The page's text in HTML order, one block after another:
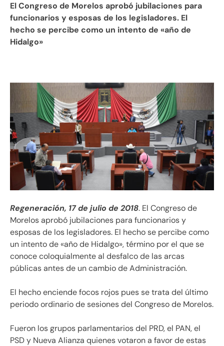
El Congreso de Morelos aprobó jubilaciones para
funcionarios y esposas de los legisladores. El
hecho se percibe como un intento de «año de
Hidalgo»
Regeneración, 17 de julio de 2018. El Congreso de
Morelos aprobó jubilaciones para funcionarios y
esposas de los legisladores. El hecho se percibe como
un intento de «año de Hidalgo», término por el que se
conoce coloquialmente al desfalco de las arcas
públicas antes de un cambio de Administración.
El hecho enciende focos rojos pues se trata del último
periodo ordinario de sesiones del Congreso de Morelos.
Fueron los grupos parlamentarios del PRD, el PAN, el
PSD y Nueva Alianza quienes votaron a favor de estas